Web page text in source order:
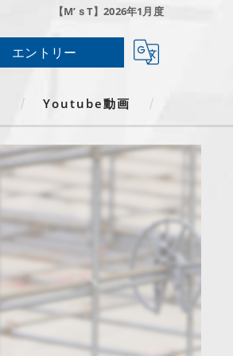
【M’ｓT】2026年1月度
エントリー
Youtube動画